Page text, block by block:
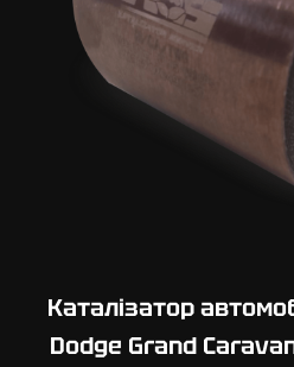
Каталізатор
Dodge Grand